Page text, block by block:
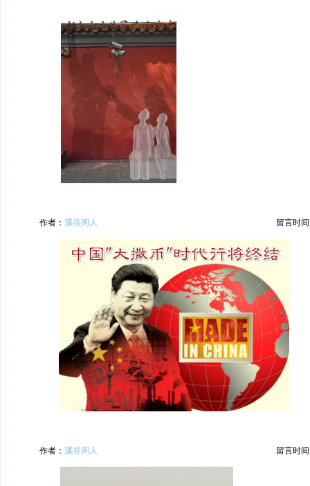
作者： 溪谷闲人 留言时间
作者： 溪谷闲人 留言时间